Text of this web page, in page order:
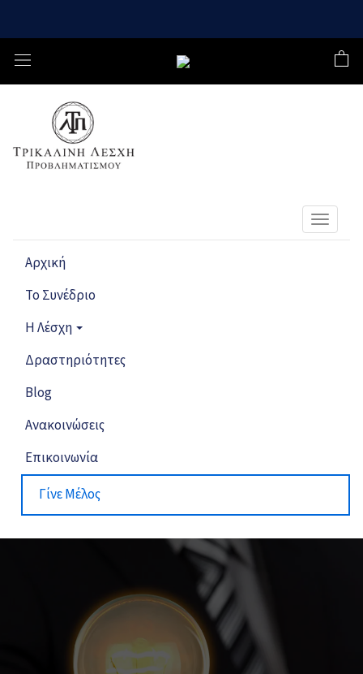
Toggle
Αρχική
Το Συνέδριο
Η Λέσχη
Δραστηριότητες
Blog
Ανακοινώσεις
Επικοινωνία
Γίνε Μέλος